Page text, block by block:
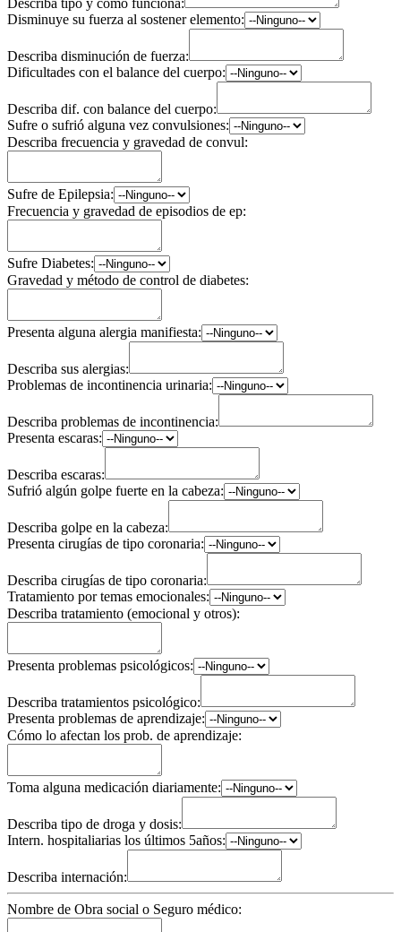
Describa tipo y cómo funciona:
Disminuye su fuerza al sostener elemento:
Describa disminución de fuerza:
Dificultades con el balance del cuerpo:
Describa dif. con balance del cuerpo:
Sufre o sufrió alguna vez convulsiones:
Describa frecuencia y gravedad de convul:
Sufre de Epilepsia:
Frecuencia y gravedad de episodios de ep:
Sufre Diabetes:
Gravedad y método de control de diabetes:
Presenta alguna alergia manifiesta:
Describa sus alergias:
Problemas de incontinencia urinaria:
Describa problemas de incontinencia:
Presenta escaras:
Describa escaras:
Sufrió algún golpe fuerte en la cabeza:
Describa golpe en la cabeza:
Presenta cirugías de tipo coronaria:
Describa cirugías de tipo coronaria:
Tratamiento por temas emocionales:
Describa tratamiento (emocional y otros):
Presenta problemas psicológicos:
Describa tratamientos psicológico:
Presenta problemas de aprendizaje:
Cómo lo afectan los prob. de aprendizaje:
Toma alguna medicación diariamente:
Describa tipo de droga y dosis:
Intern. hospitaliarias los últimos 5años:
Describa internación:
Nombre de Obra social o Seguro médico: